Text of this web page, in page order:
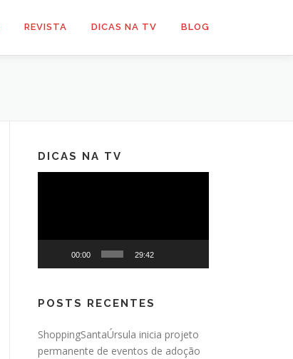
REVISTA DICAS NA TV BLOG
DICAS NA TV
00:00 29:42
POSTS RECENTES
ShoppingSantaÚrsula inicia projeto
permanente de eventos de adoção